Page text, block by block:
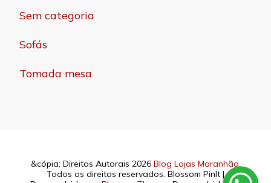
Sem categoria
Sofás
Tomada mesa
&cópia; Direitos Autorais 2026 Blog Lojas Maranhão.
Todos os direitos reservados. Blossom PinIt |